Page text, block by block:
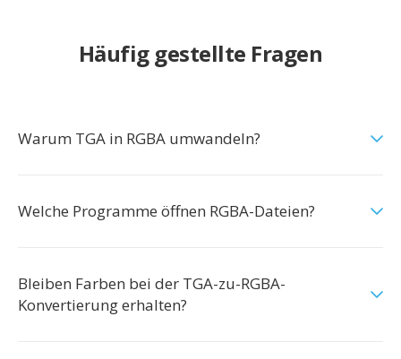
Häufig gestellte Fragen
Warum TGA in RGBA umwandeln?
Welche Programme öffnen RGBA-Dateien?
Bleiben Farben bei der TGA-zu-RGBA-
Konvertierung erhalten?